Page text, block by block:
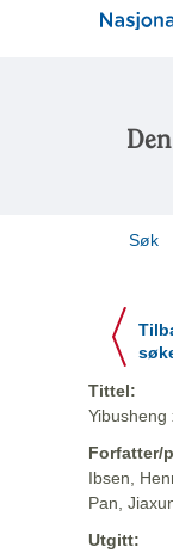
Søk
Tittel:
Yibusheng
Forfatter/
Ibsen,
Pan,
Utgitt: